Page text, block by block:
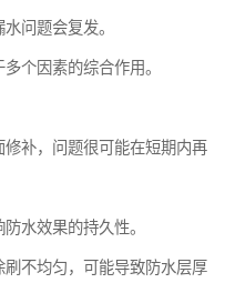
问题会复发。
个因素的综合作用。
补，问题很可能在短期内再
水效果的持久性。
不均匀，可能导致防水层厚